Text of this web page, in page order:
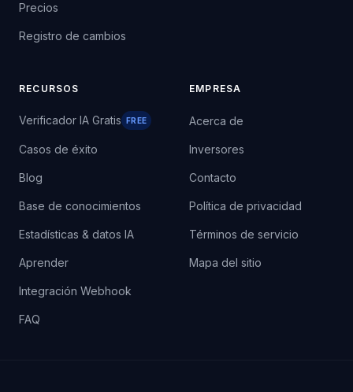
Precios
Registro de cambios
RECURSOS
Verificador IA Gratis FREE
Casos de éxito
Blog
Base de conocimientos
Estadísticas & datos IA
Aprender
Integración Webhook
FAQ
EMPRESA
Acerca de
Inversores
Contacto
Política de privacidad
Términos de servicio
Mapa del sitio